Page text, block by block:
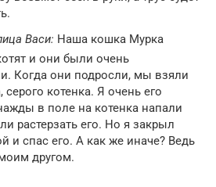
Васи: Наша кошка Мурка
и они были очень
Когда они подросли, мы взяли
котенка. Я очень его
в поле на котенка напали
растерзать его. Но я закрыл
и спас его. А как же иначе? Ведь
другом.